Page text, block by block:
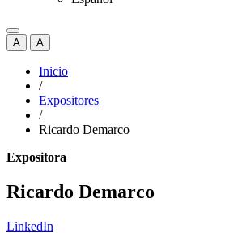
A A
Inicio
/
Expositores
/
Ricardo Demarco
Expositora
Ricardo Demarco
LinkedIn